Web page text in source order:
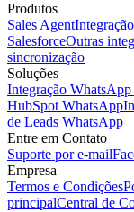
Produtos
Sales Agent
SalesforceOutras
sincronização
Soluções
Integração
HubSpot WhatsApp
de Leads WhatsApp
Entre em Contato
Suporte por e-mail
Empresa
Termos e Condições
principalCentral de